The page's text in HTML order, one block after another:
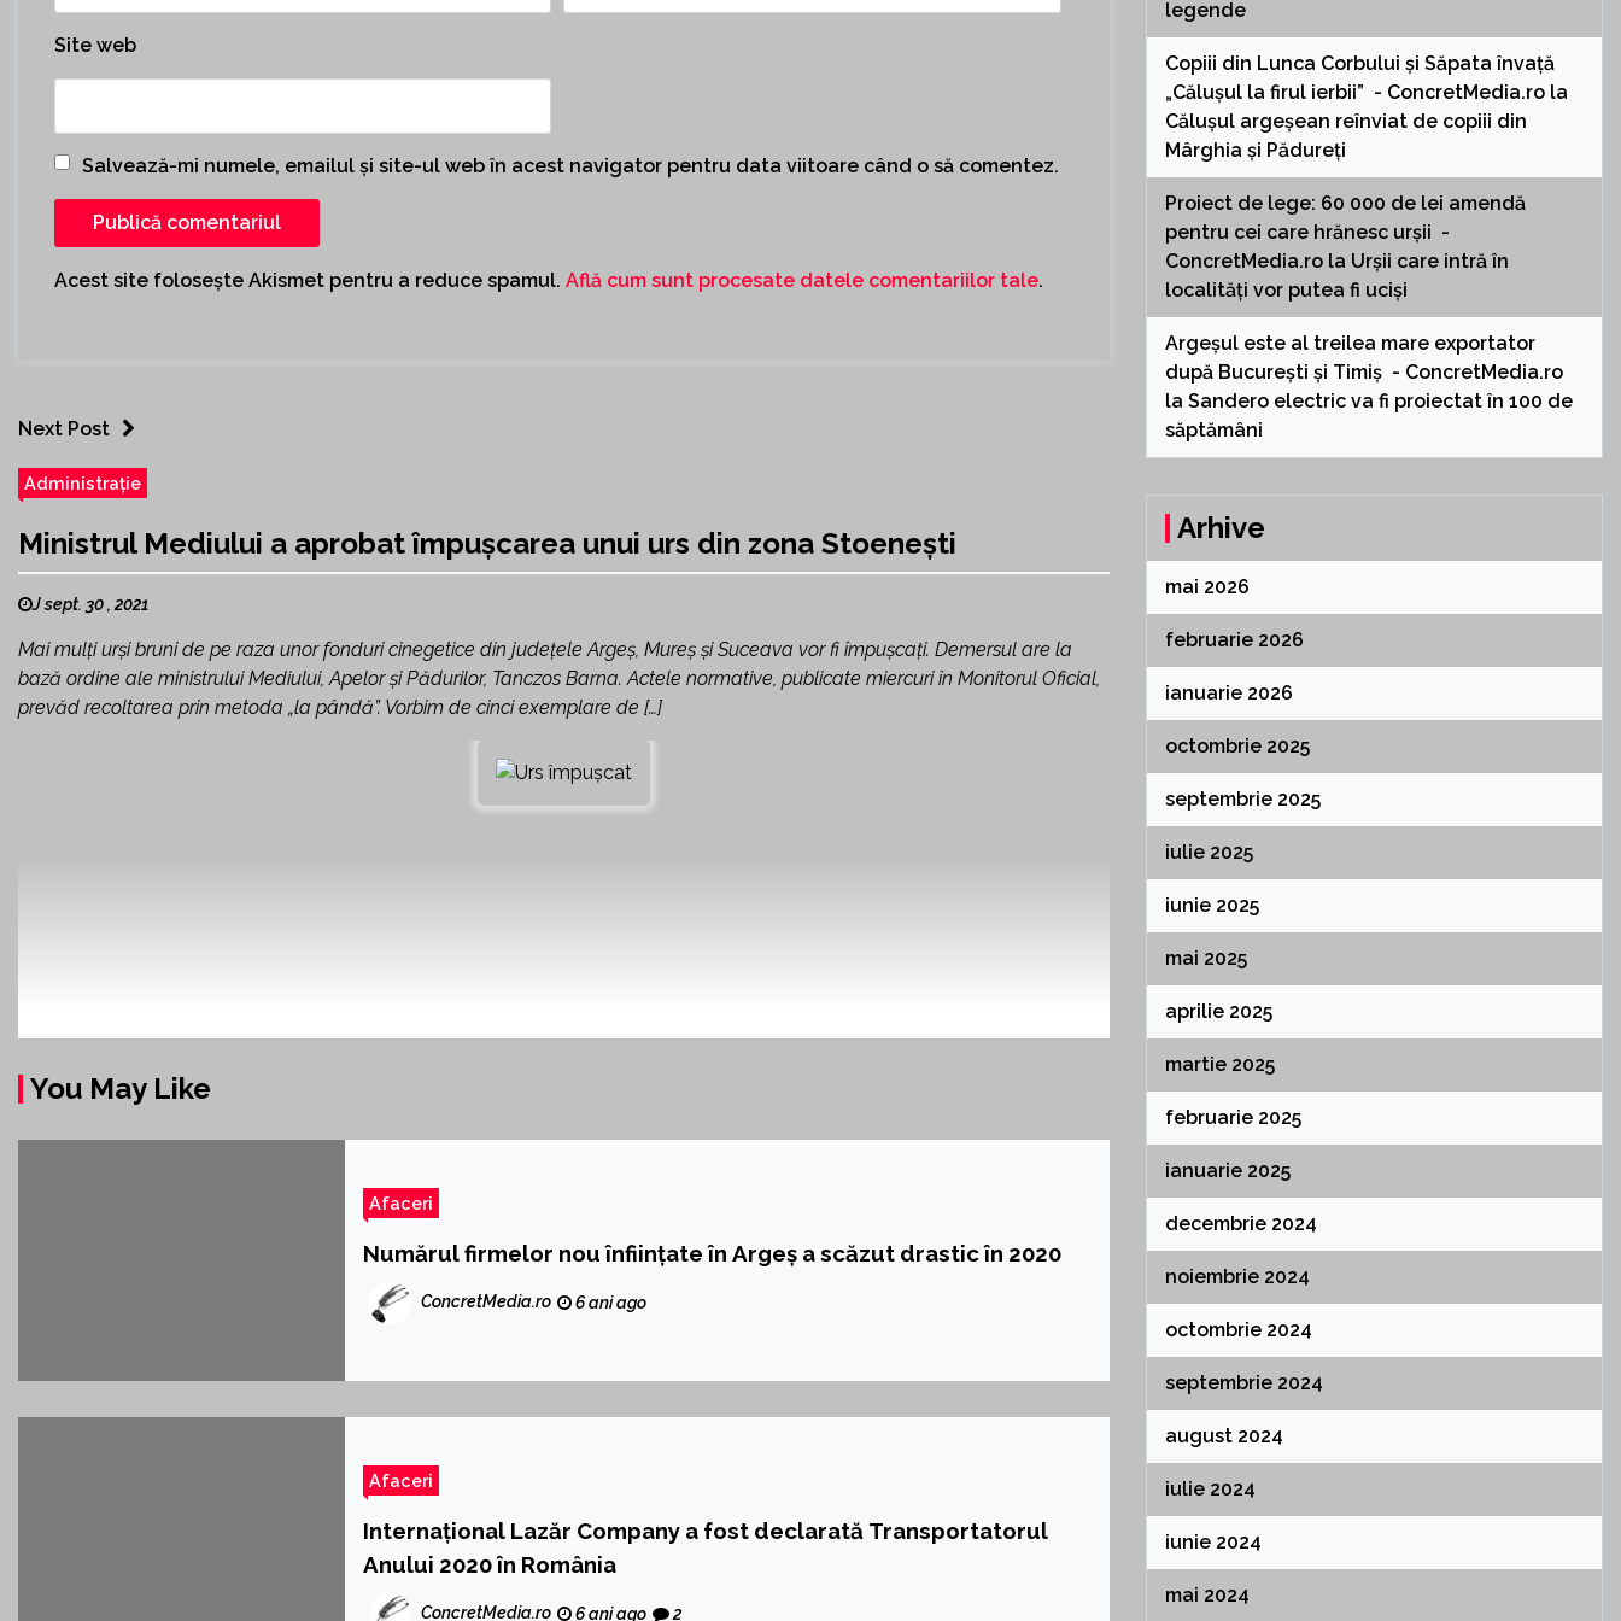
Site web
Salvează-mi numele, emailul și site-ul web în acest navigator pentru data viitoare când o să comentez.
Acest site folosește Akismet pentru a reduce spamul. Află cum sunt procesate datele comentariilor tale.
Next Post
Administrație
Ministrul Mediului a aprobat împușcarea unui urs din zona Stoenești
J sept. 30 , 2021
Mai mulți urşi bruni de pe raza unor fonduri cinegetice din judeţele Argeş, Mureş şi Suceava vor fi împuşcaţi. Demersul are la
bază ordine ale ministrului Mediului, Apelor şi Pădurilor, Tanczos Barna. Actele normative, publicate miercuri în Monitorul Oficial,
prevăd recoltarea prin metoda „la pândă”. Vorbim de cinci exemplare de […]
You May Like
Afaceri
Numărul firmelor nou înființate în Argeș a scăzut drastic în 2020
ConcretMedia.ro 6 ani ago
Afaceri
Internațional Lazăr Company a fost declarată Transportatorul
Anului 2020 în România
ConcretMedia.ro 6 ani ago 2
legende
Copiii din Lunca Corbului și Săpata învață
„Călușul la firul ierbii” - ConcretMedia.rola
Călușul argeșean reînviat de copiii din
Mârghia și Pădureți
Proiect de lege: 60 000 de lei amendă
pentru cei care hrănesc urșii -
ConcretMedia.rola Urșii care intră în
localități vor putea fi uciși
Argeșul este al treilea mare exportator
după București și Timiș - ConcretMedia.ro
la Sandero electric va fi proiectat în 100 de
săptămâni
Arhive
mai 2026
februarie 2026
ianuarie 2026
octombrie 2025
septembrie 2025
iulie 2025
iunie 2025
mai 2025
aprilie 2025
martie 2025
februarie 2025
ianuarie 2025
decembrie 2024
noiembrie 2024
octombrie 2024
septembrie 2024
august 2024
iulie 2024
iunie 2024
mai 2024